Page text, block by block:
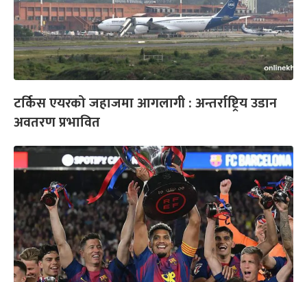
टर्किस एयरको जहाजमा आगलागी : अन्तर्राष्ट्रिय उडान
अवतरण प्रभावित